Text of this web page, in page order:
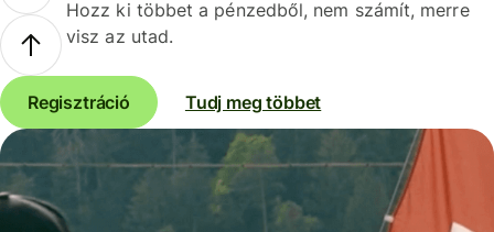
Hozz ki többet a pénzedből, nem számít, merre
visz az utad.
Regisztráció Tudj meg többet